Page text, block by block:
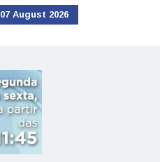
07 August 2026